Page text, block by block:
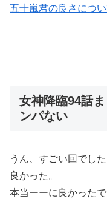
五十嵐君の良さにつ
女神降臨94話
ンパない
うん、すごい回でした
良かった。
本当ーーに良かったで